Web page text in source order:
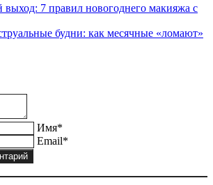
выход: 7 правил новогоднего макияжа с
будни: как месячные «ломают»
Имя*
Email*